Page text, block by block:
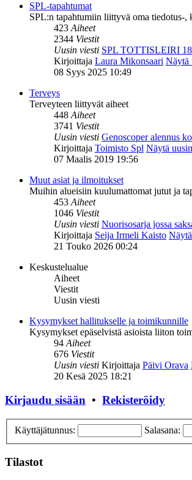
SPL-tapahtumat
SPL:n tapahtumiin liittyvä oma tiedotus-,
423Aiheet
2344 Viestit
Uusin viesti SPL TOTTISLEIRI
Kirjoittaja Laura Mikonsaari Näytä
08 Syys 2025 10:49
Terveys
Terveyteen liittyvät aiheet
448Aiheet
3741 Viestit
Uusin viesti Genoscoper alennus
Kirjoittaja Toimisto Spl Näytä
07 Maalis 2019 19:56
Muut asiat ja ilmoitukset
Muihin alueisiin kuulumattomat jutut ja
453Aiheet
1046 Viestit
Uusin viesti Nuorisosarja jossa
Kirjoittaja Seija Irmeli Kaisto
21 Touko 2026 00:24
Keskustelualue
Aiheet
Viestit
Uusin viesti
Kysymykset hallitukselle ja toimikunnille
Kysymykset epäselvistä asioista liiton
94Aiheet
676 Viestit
Uusin viesti Kirjoittaja Päivi Orava
20 Kesä 2025 18:21
Kirjaudu sisään • Rekisteröidy
Käyttäjätunnus: Salasana:
Tilastot